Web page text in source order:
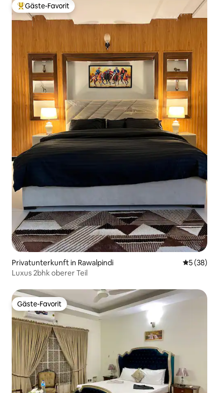
Beliebter Gäste-Favorit.
Gäste-Favorit
Privatunterkunft in Rawalpindi
5 (38)
Luxus 2bhk oberer Teil
Gäste-Favorit
Gäste-Favorit